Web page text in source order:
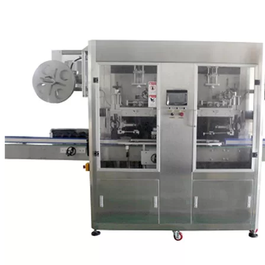
ευαίσθητο στην πίεση ετικέτα καθώς το μηχάνημα μετακινεί τα
δοχεία κάτω από τον μεταφορικό ιμάντα του. Η ετικέτα
προσαρμόζει το δοχείο σε μια σωστή γωνία προτού ένας
εφαρμοστής ετικέτας συνδέσει την ετικέτα στην κατάλληλη όψη
του δοχείου.
Ένα καλό μηχάνημα σήμανσης ευαίσθητο στην πίεση θα
διασφαλίσει ότι κάθε ετικέτα σε κάθε μονάδα προϊόντος
εφαρμόζεται με τον ίδιο τρόπο για να διατηρηθεί η συνέπεια.
Μόλις η ετικέτα προσκολληθεί στο δοχείο, αυτό το δοχείο
συνεχίζει κάτω από τον μεταφορικό ιμάντα στον επόμενο
προορισμό του, έτοιμο για το επόμενο βήμα της γραμμής
Αυτόματες ετικέτες ευαίσθητες στην πίεση
Οι αυτόματες ετικέτες ευαίσθητες στην πίεση VKPAK διατίθενται
σε πολλά μοντέλα. Οι ετικέτες ευαίσθητες στην πίεση μπορούν να
εφαρμοστούν στα περισσότερα στρογγυλεμένα δοχεία και στο